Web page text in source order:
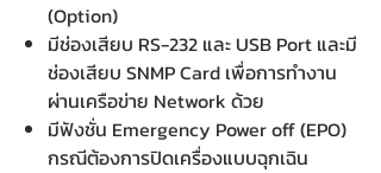
(Option)
มีช่องเสียบ RS-232 และ USB Port และมี
ช่องเสียบ SNMP Card เพื่อการทำงาน
ผ่านเครือข่าย Network ด้วย
มีฟังชั่น Emergency Power off (EPO)
กรณีต้องการปิดเครื่องแบบฉุกเฉิน